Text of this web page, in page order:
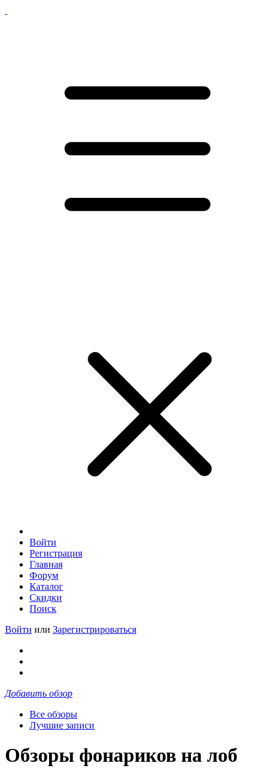
Войти
Регистрация
Главная
Форум
Каталог
Скидки
Поиск
Войти или Зарегистрироваться
Добавить обзор
Все обзоры
Лучшие записи
Обзоры фонариков на лоб